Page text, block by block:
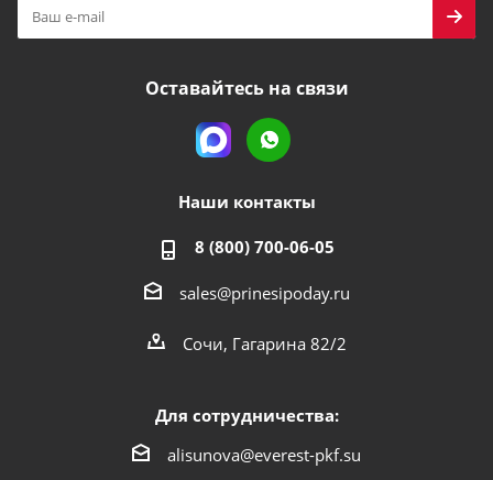
Оставайтесь на связи
Наши контакты
8 (800) 700-06-05
sales@prinesipoday.ru
Сочи, Гагарина 82/2
Для сотрудничества:
alisunova@everest-pkf.su